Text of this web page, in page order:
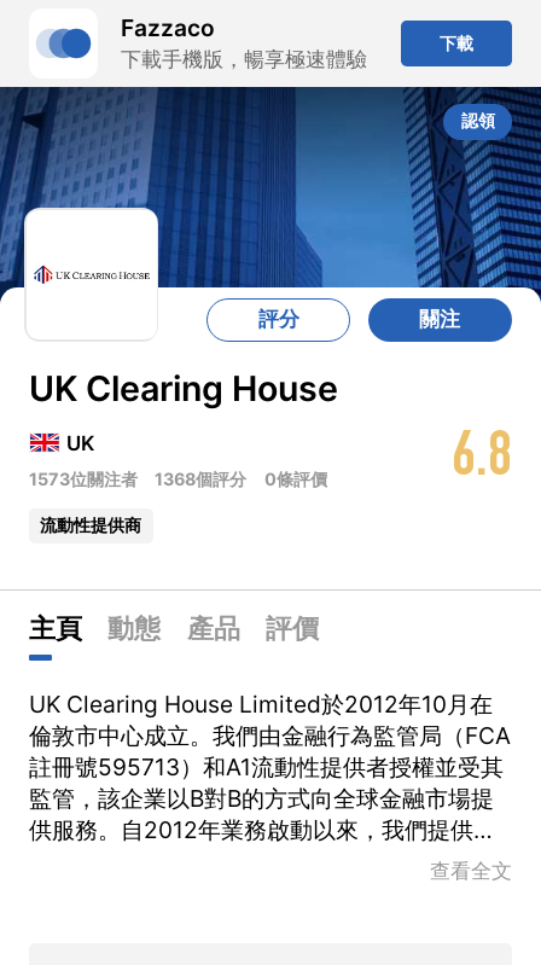
Fazzaco
下載手機版，暢享極速體驗
下載
認領
6.8
評分 關注
UK Clearing House
UK
1573位關注者 1368個評分 0條評價
流動性提供商
主頁 動態 產品 評價
UK Clearing House Limited於2012年10月在
倫敦市中心成立。我們由金融行為監管局（FCA
註冊號595713）和A1流動性提供者授權並受其
監管，該企業以B對B的方式向全球金融市場提
供服務。自2012年業務啟動以來，我們提供緊
密的點差，並在市場上提供更好的質量和廣泛的
查看全文